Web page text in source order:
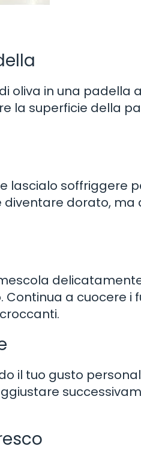
oliva in una padella
la superficie della
lascialo soffriggere
diventare dorato,
delicatamente
Continua a cuocere i
il tuo gusto